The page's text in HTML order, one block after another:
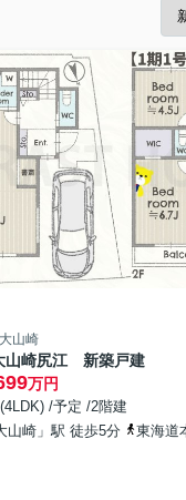
山崎
山崎尻江 新築戸建
万円
/予定 /2階建
山崎」駅 徒歩5分
東海道本